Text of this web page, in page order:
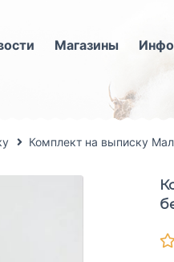
Магазины
Комплект на выписку